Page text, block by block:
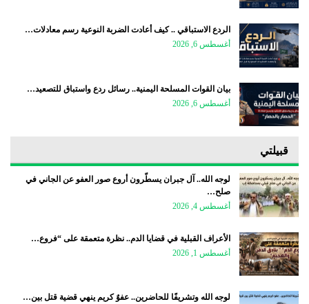
الردع الاستباقي .. كيف أعادت الضربة النوعية رسم معادلات…
أغسطس 6, 2026
بيان القوات المسلحة اليمنية.. رسائل ردع واستباق للتصعيد…
أغسطس 6, 2026
قبيلتي
لوجه الله.. آل جبران يسطّرون أروع صور العفو عن الجاني في
صلح…
أغسطس 4, 2026
الأعراف القبلية في قضايا الدم.. نظرة متعمقة على “فروع…
أغسطس 1, 2026
لوجه الله وتشريفًا للحاضرين.. عفوٌ كريم ينهي قضية قتل بين…